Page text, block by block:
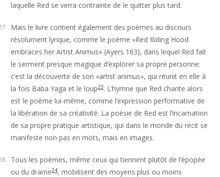
laquelle Red se verra contrainte de le quitter plus tard.
Mais le livre contient également des poèmes au discours
résolument lyrique, comme le poème «Red Riding Hood
embraces her Artist Animus» (Ayers 163), dans lequel Red fait
le serment presque magique d’explorer sa propre personne:
c’est la découverte de son «artist animus», qui réunit en elle à
la fois Baba Yaga et le loup23. L’hymne que Red chante alors
est le poème lui-même, comme l’expression performative de
la libération de sa créativité. La poésie de Red est l’incarnation
de sa propre pratique artistique, qui dans le monde du récit se
manifeste non pas en mots, mais en images.
Tous les poèmes, même ceux qui tiennent plutôt de l’épopée
ou du drame24, mobilisent des moyens plus ou moins